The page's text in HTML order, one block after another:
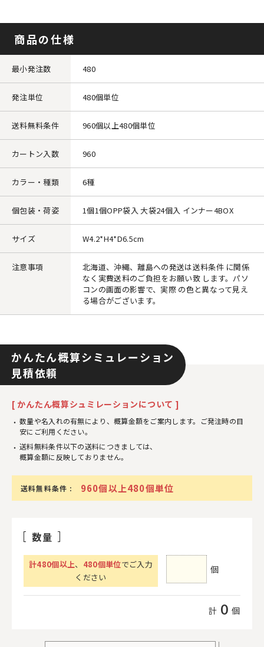
商品の仕様
最小発注数 480
発注単位 480個単位
送料無料条件 960個以上480個単位
カートン入数 960
カラー・種類 6種
個包装・荷姿 1個1個OPP袋入 大袋24個入 インナー4BOX
サイズ W4.2*H4*D6.5cm
注意事項
北海道、沖縄、離島への発送は送料条件 に関係
なく実費送料のご負担をお願い致 します。パソ
コンの画面の影響で、実際 の色と異なって見え
る場合がございます。
かんたん概算シミュレーション
見積依頼
[ かんたん概算シュミレーションについて ]
数量や名入れの有無により、概算金額をご案内します。ご発注時の目
安にご利用ください。
送料無料条件以下の送料につきましては、
概算金額に反映しておりません。
送料無料条件 : 960個以上480個単位
数量
計480個以上、 480個単位でご入力
ください
個
計 0 個